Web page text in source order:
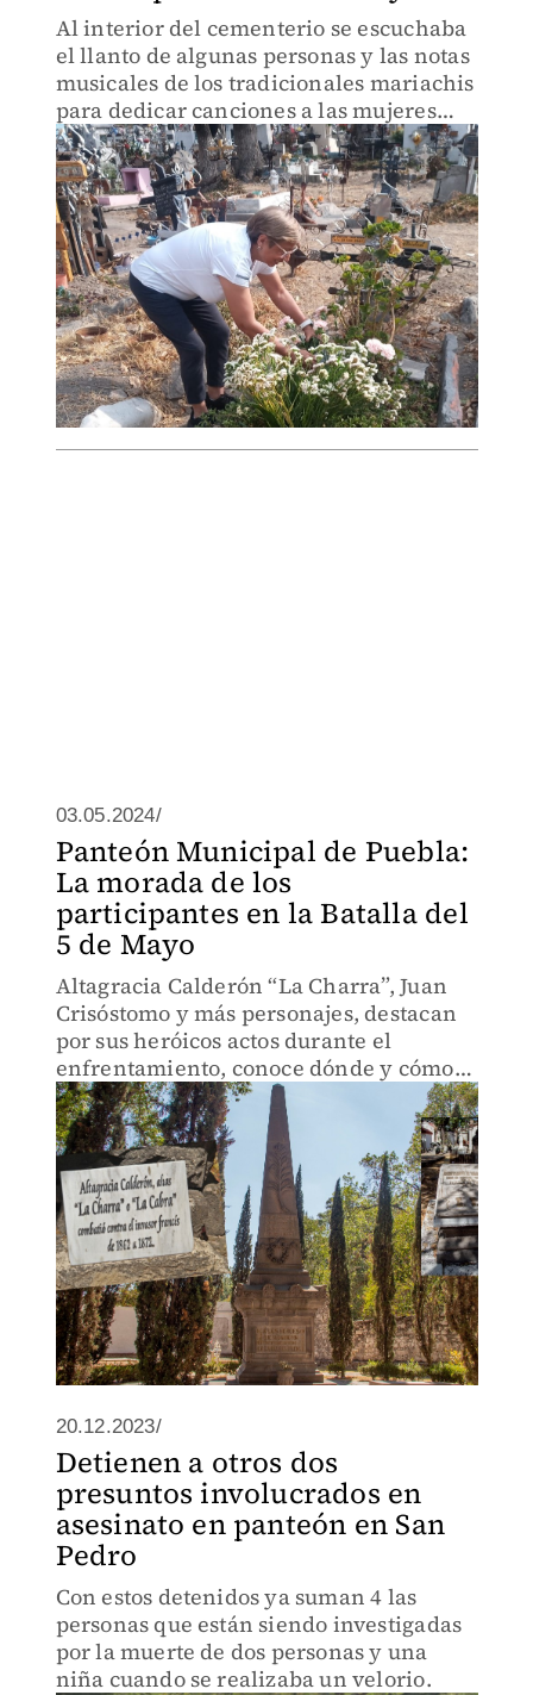
Al interior del cementerio se escuchaba
el llanto de algunas personas y las notas
musicales de los tradicionales mariachis
para dedicar canciones a las mujeres
que ahora cuidan de sus hijos desde el
cielo.
03.05.2024/
Panteón Municipal de Puebla:
La morada de los
participantes en la Batalla del
5 de Mayo
Altagracia Calderón “La Charra”, Juan
Crisóstomo y más personajes, destacan
por sus heróicos actos durante el
enfrentamiento, conoce dónde y cómo
yacen sus restos.
20.12.2023/
Detienen a otros dos
presuntos involucrados en
asesinato en panteón en San
Pedro
Con estos detenidos ya suman 4 las
personas que están siendo investigadas
por la muerte de dos personas y una
niña cuando se realizaba un velorio.